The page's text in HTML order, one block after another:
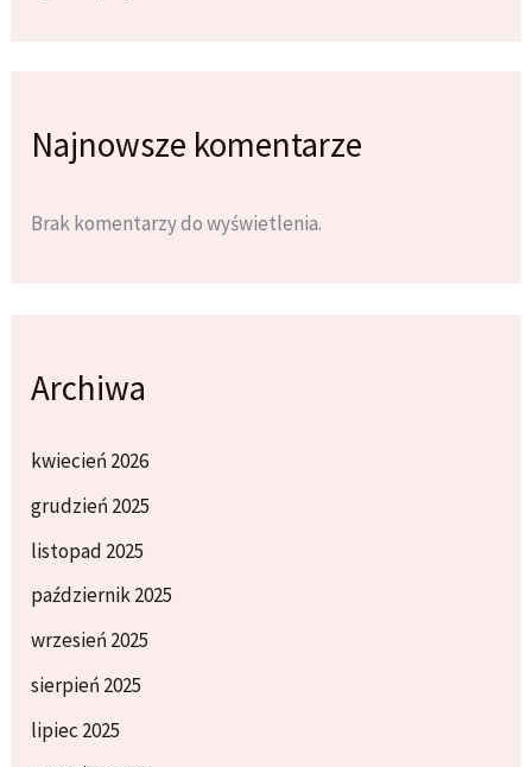
Najnowsze komentarze
Brak komentarzy do wyświetlenia.
Archiwa
kwiecień 2026
grudzień 2025
listopad 2025
październik 2025
wrzesień 2025
sierpień 2025
lipiec 2025